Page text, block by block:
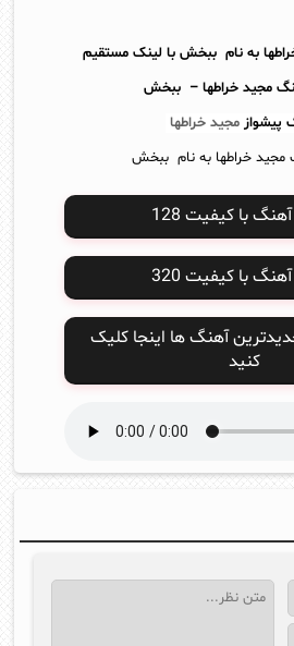
به نام ببخش با لینک مستقیم
مجید خراطها – ببخش
پیشواز مجید خراطها
مجید خراطها به نام ببخش
با کیفیت 128
با کیفیت 320
آهنگ ها اینجا کلیک
کنید